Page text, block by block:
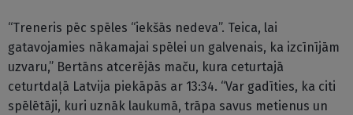
“Treneris pēc spēles “iekšās nedeva”. Teica, lai
gatavojamies nākamajai spēlei un galvenais, ka izcīnījām
uzvaru,” Bertāns atcerējās maču, kura ceturtajā
ceturtdaļā Latvija piekāpās ar 13:34. “Var gadīties, ka citi
spēlētāji, kuri uznāk laukumā, trāpa savus metienus un